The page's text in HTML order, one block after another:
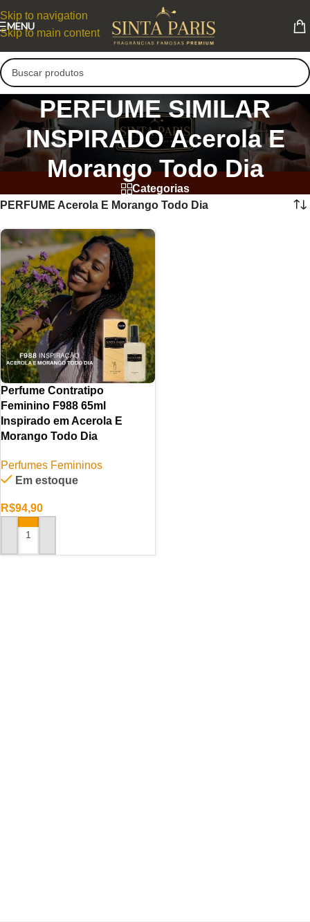
Skip to navigation
Skip to main content
MENU
PERFUME SIMILAR
INSPIRADO Acerola E
Morango Todo Dia
Categorias
PERFUME Acerola E Morango Todo Dia
Perfume Contratipo
Feminino F988 65ml
Inspirado em Acerola E
Morango Todo Dia
Perfumes Femininos
Em estoque
R$94,90
ADICIONAR AO CARRINHO